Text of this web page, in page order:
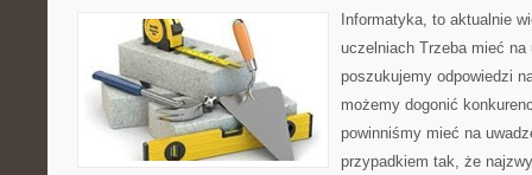
Informatyka, to aktualnie
uczelniach Trzeba mieć na
poszukujemy odpowiedzi
możemy dogonić
powinniśmy mieć na
przypadkiem tak, że